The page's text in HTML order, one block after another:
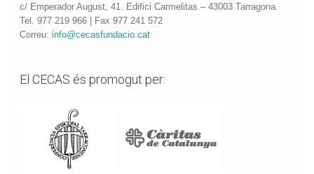
c/ Emperador August, 41. Edifici Carmelitas – 43003 Tarragona.
Tel. 977 219 966 | Fax 977 241 572
Correu:info@cecasfundacio.cat
El CECAS és promogut per: